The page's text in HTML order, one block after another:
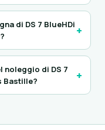
di DS 7 BlueHDi +
noleggio di DS 7
Bastille?
+